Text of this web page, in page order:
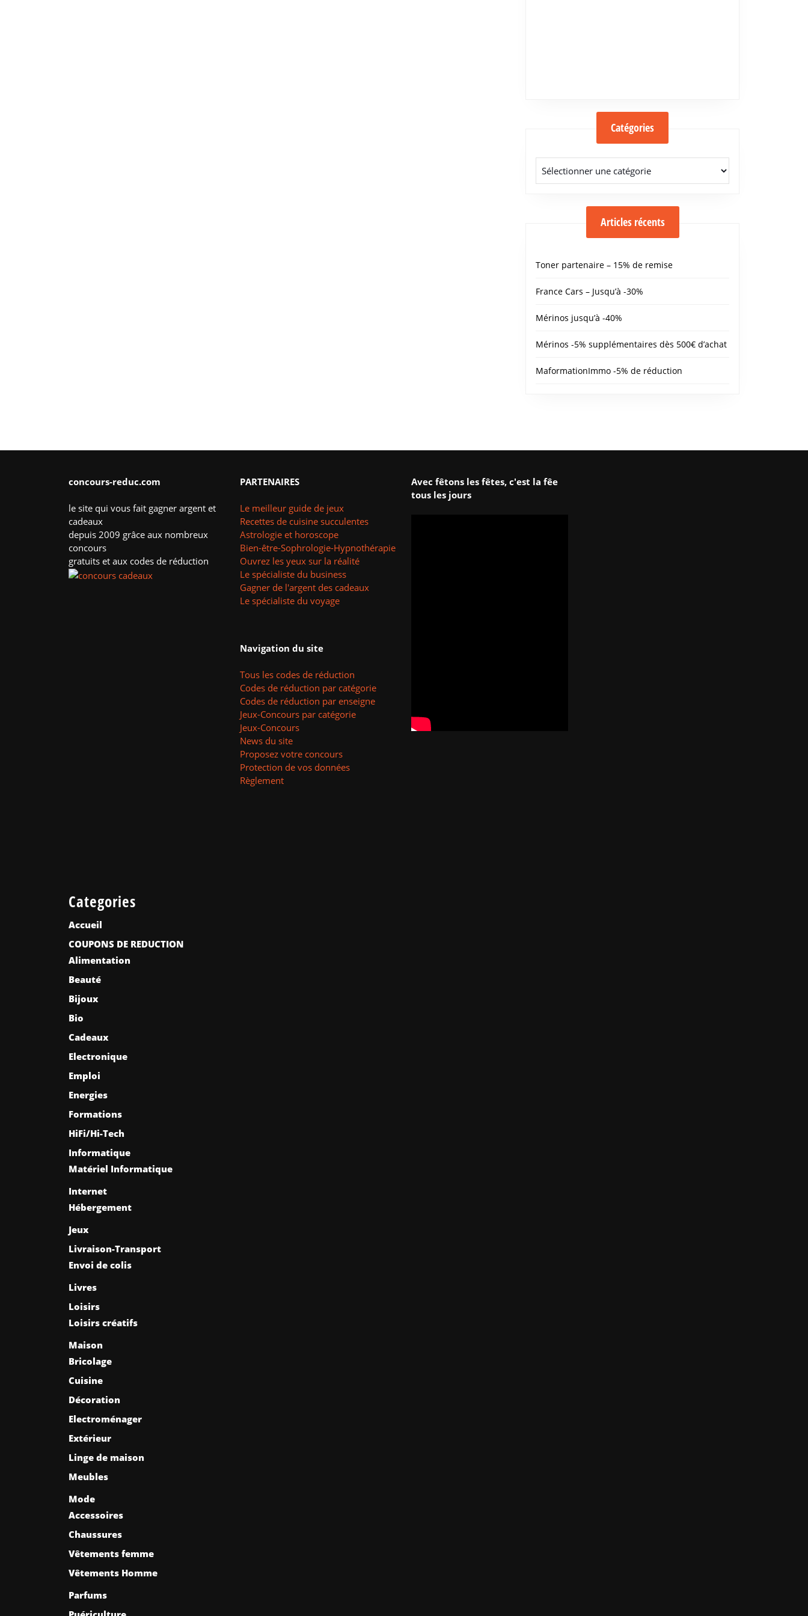
Catégories
Articles récents
Toner partenaire – 15% de remise
France Cars – Jusqu’à -30%
Mérinos jusqu’à -40%
Mérinos -5% supplémentaires dès 500€ d’achat
MaformationImmo -5% de réduction
concours-reduc.com
le site qui vous fait gagner argent et
cadeaux
depuis 2009 grâce aux nombreux
concours
gratuits et aux codes de réduction
PARTENAIRES
Le meilleur guide de jeux
Recettes de cuisine succulentes
Astrologie et horoscope
Bien-être-Sophrologie-Hypnothérapie
Ouvrez les yeux sur la réalité
Le spécialiste du business
Gagner de l'argent des cadeaux
Le spécialiste du voyage
Navigation du site
Tous les codes de réduction
Codes de réduction par catégorie
Codes de réduction par enseigne
Jeux-Concours par catégorie
Jeux-Concours
News du site
Proposez votre concours
Protection de vos données
Règlement
Avec fêtons les fêtes, c'est la fêe
tous les jours
Categories
Accueil
COUPONS DE REDUCTION
Alimentation
Beauté
Bijoux
Bio
Cadeaux
Electronique
Emploi
Energies
Formations
HiFi/Hi-Tech
Informatique
Matériel Informatique
Internet
Hébergement
Jeux
Livraison-Transport
Envoi de colis
Livres
Loisirs
Loisirs créatifs
Maison
Bricolage
Cuisine
Décoration
Electroménager
Extérieur
Linge de maison
Meubles
Mode
Accessoires
Chaussures
Vêtements femme
Vêtements Homme
Parfums